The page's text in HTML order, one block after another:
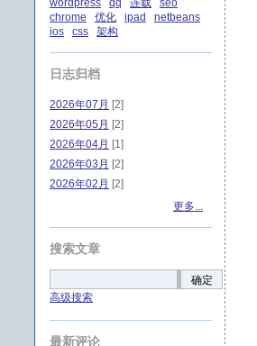
wordpress
qq 连载
seo
chrome
优化 ipad
netbeans
ios
css 架构
日志归档
2026年07月 [2]
2026年05月 [2]
2026年04月 [1]
2026年03月 [2]
2026年02月 [2]
更多...
搜索文章
确定
高级搜索
最新评论